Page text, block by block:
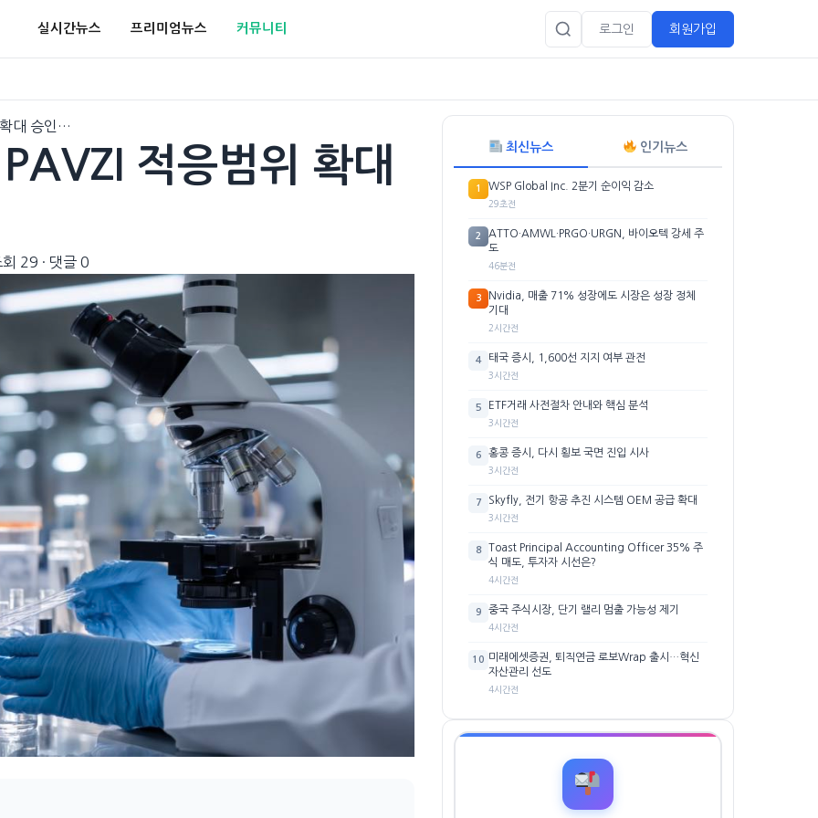
실시간뉴스 프리미엄뉴스 커뮤니티 로그인 회원가입
대 승인…
적응범위 확대
회 29 · 댓글 0
최신뉴스 인기뉴스
1 WSP Global Inc. 2분기 순이익 감소
29초전
2
ATTO·AMWL·PRGO·URGN, 바이오텍 강세 주
도
46분전
3
Nvidia, 매출 71% 성장에도 시장은 성장 정체
기대
2시간전
4 태국 증시, 1,600선 지지 여부 관전
3시간전
5 ETF거래 사전절차 안내와 핵심 분석
3시간전
6 홍콩 증시, 다시 횡보 국면 진입 시사
3시간전
7 Skyfly, 전기 항공 추진 시스템 OEM 공급 확대
3시간전
8
Toast Principal Accounting Officer 35% 주
식 매도, 투자자 시선은?
4시간전
9 중국 주식시장, 단기 랠리 멈출 가능성 제기
4시간전
10 미래에셋증권, 퇴직연금 로보Wrap 출시…혁신
자산관리 선도
4시간전